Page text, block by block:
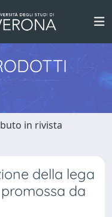
in rivista
della lega
da